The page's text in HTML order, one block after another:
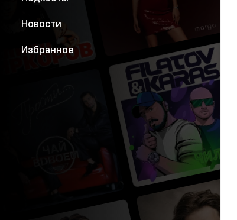
Новости
Избранное